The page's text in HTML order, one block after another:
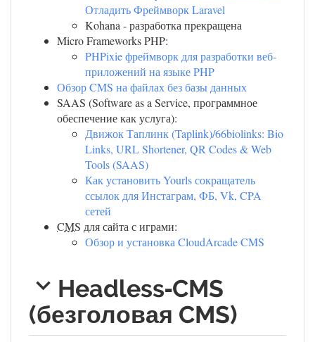
Отладить Фреймворк Laravel
Kohana - разработка прекращена
Micro Frameworks PHP:
PHPixie фреймворк для разработки веб-
приложений на языке PHP
Обзор CMS на файлах без базы данных
SAAS (Software as a Service, программное
обеспечение как услуга):
Движок Таплинк (Taplink)/66biolinks: Bio
Links, URL Shortener, QR Codes & Web
Tools (SAAS)
Как установить Yourls сокращатель
ссылок для Инстаграм, ФБ, Vk, CPA
сетей
CMS для сайта с играми:
Обзор и установка CloudArcade CMS
Headless‑CMS
(безголовая CMS)